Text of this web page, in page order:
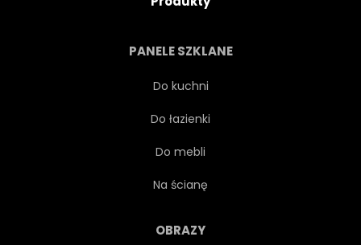
PANELE SZKLANE
Do kuchni
Do łazienki
Do mebli
Na ścianę
OBRAZY